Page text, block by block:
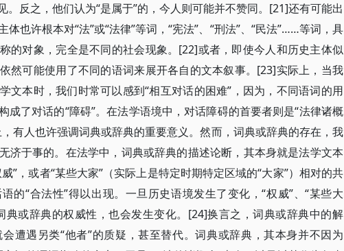
。反之，他们认为“是属于”的，今人则可能并不赞同。[21]还有可能出
也许根本对“法”或“法律”等词，“宪法”、“刑法”、“民法”……等词，具
的对象，完全是不同的社会现象。[22]或者，即使今人和历史主体似
然可能使用了不同的语词来展开各自的文本叙事。[23]实际上，当我
文本时，我们时常可以感到“相互对话的困难”，因为，不同语词的用
成了对话的“障碍”。在法学语境中，对话障碍的首要者则是“法律诸概
有人也许强调词典或辞典的重要意义。然而，词典或辞典的存在，我
济于事的。在法学中，词典或辞典的描述论断，其本身就是法学文本
”，或者“某些大家”（实际上是特定时期特定区域的“大家”）相对的共
的“合法性”得以出现。一旦历史语境发生了变化，“权威”、“某些大
典或辞典的权威性，也会发生变化。[24]换言之，词典或辞典中的解
遭遇另类“他者”的质疑，甚至替代。词典或辞典，其本身并不因为